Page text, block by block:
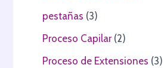
pestañas 3
Proceso Capilar 2
Proceso de Extensiones 3